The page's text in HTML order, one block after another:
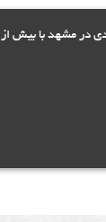
عقد انتخابی به روز و اروپایی